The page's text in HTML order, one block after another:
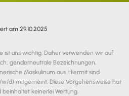
am 29.10.2025
ist uns wichtig. Daher verwenden wir auf
genderneutrale Bezeichnungen.
Maskulinum aus. Hiermit sind
d) mitgemeint. Diese Vorgehensweise hat
beinhaltet keinerlei Wertung.